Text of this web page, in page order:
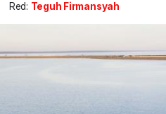
Red: Teguh Firmansyah